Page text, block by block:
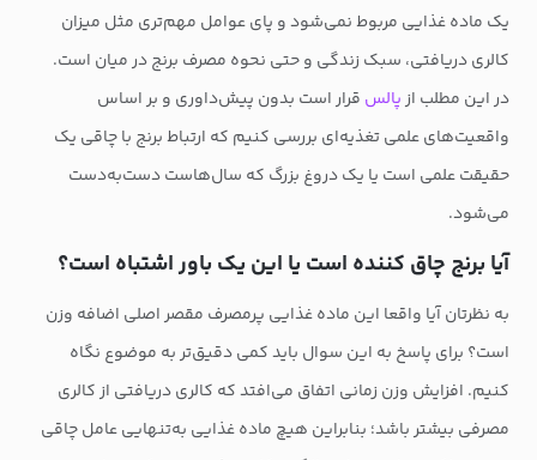
یک ماده غذایی مربوط نمی‌شود و پای عوامل مهم‌تری مثل میزان
کالری دریافتی، سبک زندگی و حتی نحوه مصرف برنج در میان است.
در این مطلب ازپالس قرار است بدون پیش‌داوری و بر اساس
واقعیت‌های علمی تغذیه‌ای بررسی کنیم که ارتباط برنج با چاقی یک
حقیقت علمی است یا یک دروغ بزرگ که سال‌هاست دست‌به‌دست
می‌شود.
آیا برنج چاق‌ کننده است یا این یک باور اشتباه است؟
به نظرتان آیا واقعا این ماده غذایی پرمصرف مقصر اصلی اضافه وزن
است؟ برای پاسخ به این سوال باید کمی دقیق‌تر به موضوع نگاه
کنیم. افزایش وزن زمانی اتفاق می‌افتد که کالری دریافتی از کالری
مصرفی بیشتر باشد؛ بنابراین هیچ ماده غذایی به‌تنهایی عامل چاقی